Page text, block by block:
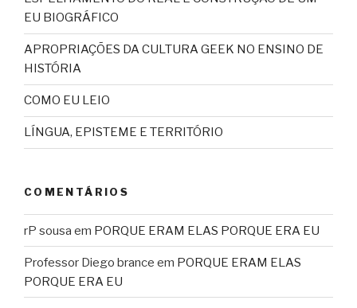
EU BIOGRÁFICO
APROPRIAÇÕES DA CULTURA GEEK NO ENSINO DE
HISTÓRIA
COMO EU LEIO
LÍNGUA, EPISTEME E TERRITÓRIO
COMENTÁRIOS
rP sousa em PORQUE ERAM ELAS PORQUE ERA EU
Professor Diego brance em PORQUE ERAM ELAS
PORQUE ERA EU